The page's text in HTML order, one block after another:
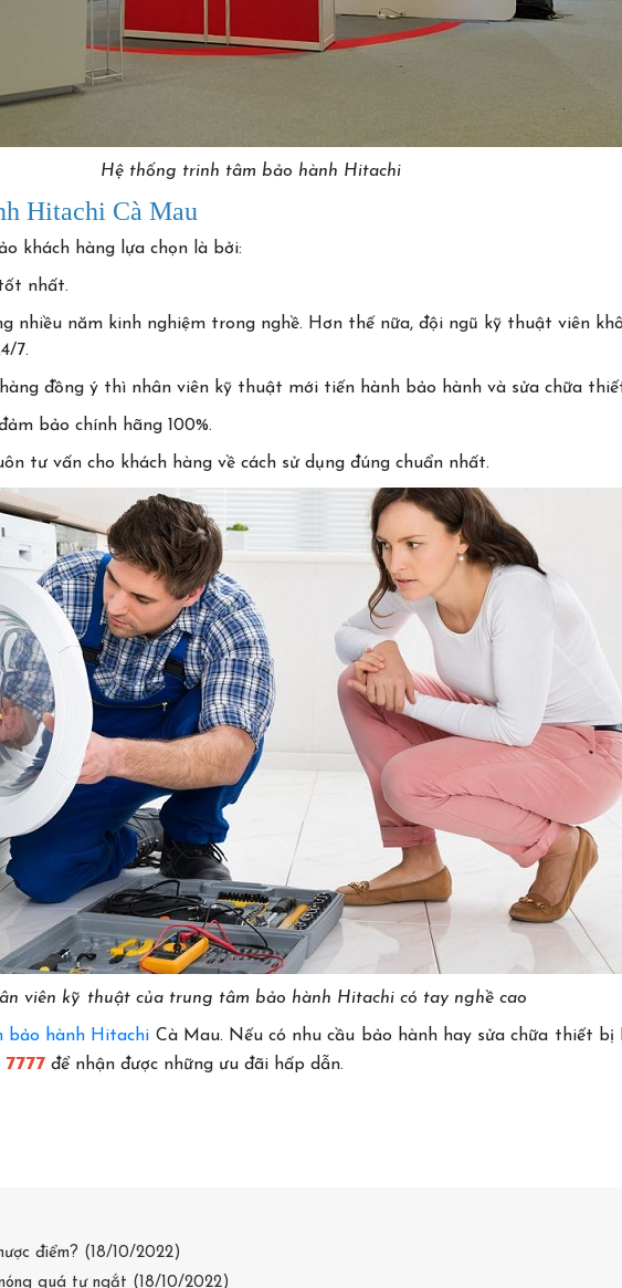
Hệ thống trinh tâm bảo hành Hitachi
Hitachi Cà Mau
khách hàng lựa chọn là bởi:
nhất.
nhiều năm kinh nghiệm trong nghề. Hơn thế nữa, đội ngũ kỹ thuật viên
7.
đồng ý thì nhân viên kỹ thuật mới tiến hành bảo hành và sửa chữa
bảo chính hãng 100%.
tư vấn cho khách hàng về cách sử dụng đúng chuẩn nhất.
viên kỹ thuật của trung tâm bảo hành Hitachi có tay nghề cao
bảo hành Hitachi Cà Mau. Nếu có nhu cầu bảo hành hay sửa chữa thiết
để nhận được những ưu đãi hấp dẫn.
điểm? (18/10/2022)
quá tự ngắt (18/10/2022)